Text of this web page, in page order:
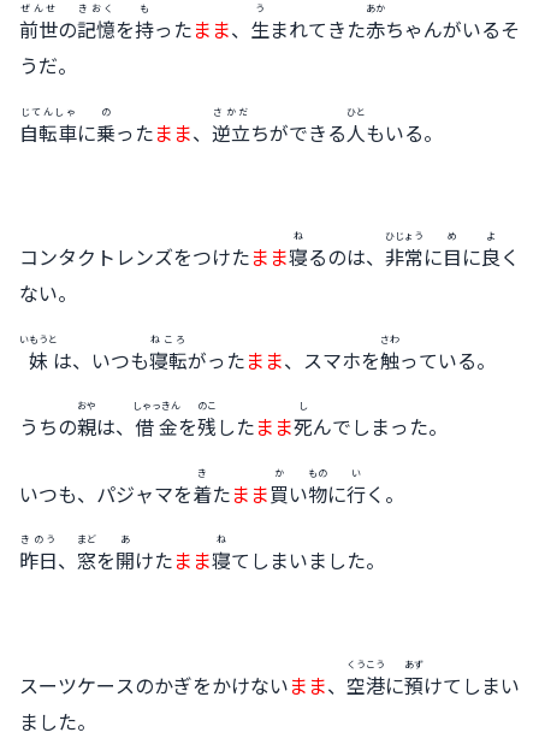
前世
ぜんせ
の記憶
きおく
を持
も
ったまま、 生
う
まれてきた赤
あか
ちゃんがいるそ
うだ。
自転車
じてんしゃ
に乗
の
ったまま、 逆立
さかだ
ちができる人
ひと
もいる。
コンタクトレンズをつけたまま寝
ね
るのは、 非常
ひじょう
に目
め
に良
よ
く
ない。
妹
いもうと
は、いつも寝転
ねころ
がったまま、スマホを触
さわ
っている。
うちの親
おや
は、 借金
しゃっきん
を残
のこ
したまま死
し
んでしまった。
いつも、パジャマを着
き
たまま買
か
い物
もの
に行
い
く。
昨日
きのう
、 窓
まど
を開
あ
けたまま寝
ね
てしまいました。
スーツケースのかぎをかけないまま、 空港
くうこう
に預
あず
けてしまい
ました。